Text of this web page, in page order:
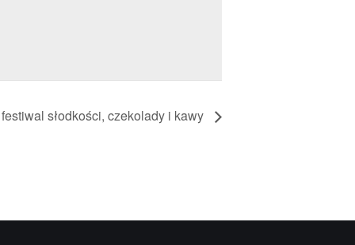
słodkości, czekolady i kawy